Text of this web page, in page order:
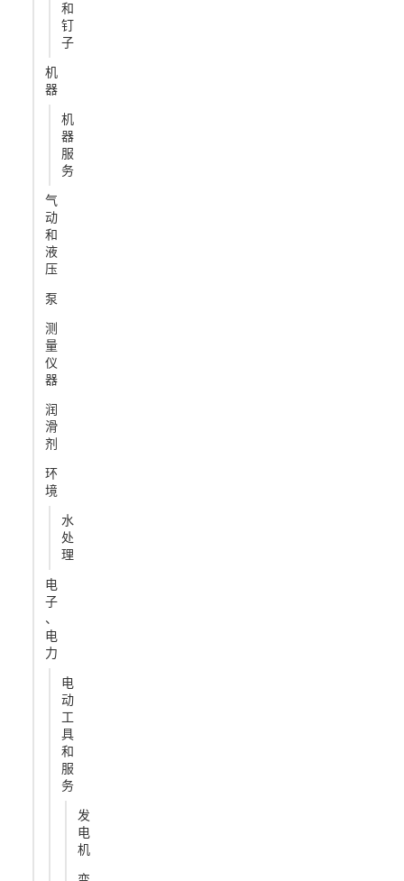
和
钉
子
机
器
机
器
服
务
气
动
和
液
压
泵
测
量
仪
器
润
滑
剂
环
境
水
处
理
电
子
、
电
力
电
动
工
具
和
服
务
发
电
机